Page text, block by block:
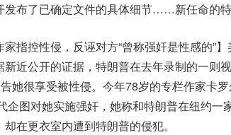
发布了已确定文件的具体细节……新任命的
家指控性侵，反诬对方“曾称强奸是性感的”
新近公开的证据，特朗普在去年录制的一则
告她很享受被性侵。今年78岁的专栏作家卡
企图对她实施强奸，她称和特朗普在纽约一
在更衣室内遭到特朗普的侵犯。